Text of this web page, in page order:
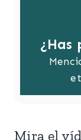
¿Has
Mira el